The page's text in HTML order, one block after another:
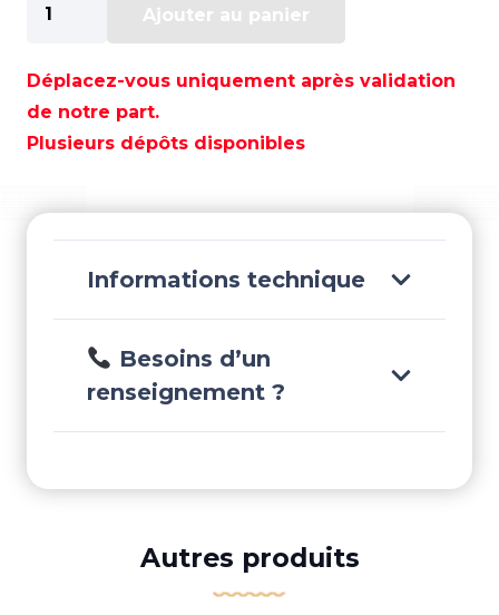
de
A
ONDE
MODIFIEE
WEN8084
Ajouter au panier
Déplacez-vous uniquement après validation
de notre part.
Plusieurs dépôts disponibles
Informations technique
Besoins d’un
renseignement ?
Autres produits